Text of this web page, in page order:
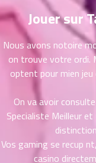
Jouer sur
Nous avons notoire
on trouve votre ordi.
optent pour mien
On va avoir
Specialiste Meilleur
Vos gaming se recup
casino
ม
31
ตอน
ที่
32
ที่
ม
ตอน